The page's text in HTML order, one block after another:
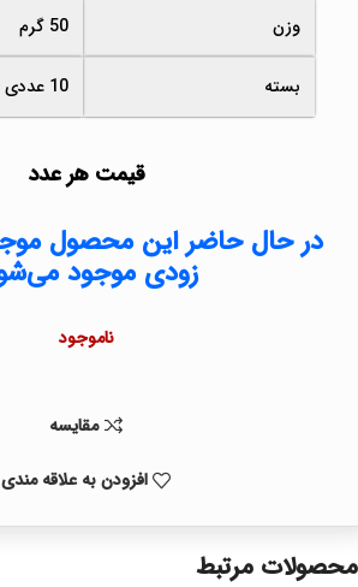
وزن 50 گرم
بسته 10 عددی
قیمت هر عدد
در حال حاضر این محصول
زودی موجود
ناموجود
مقايسه
افزودن به علاقه مندی
محصولات مرتبط